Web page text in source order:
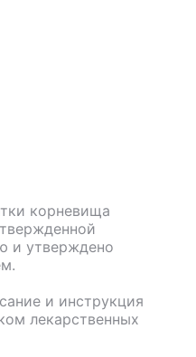
корневища
и утверждено
и инструкция
лекарственных